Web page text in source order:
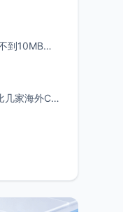
看到PicoClaw内存占用不到10MB这个数据真的很惊喜，确实很适合我这种想用旧设备折腾AI的小白
好文章，正好最近在对比几家海外CDN。文中提到CF免费版不支持自定义回源端口和HOST这个痛点太真实